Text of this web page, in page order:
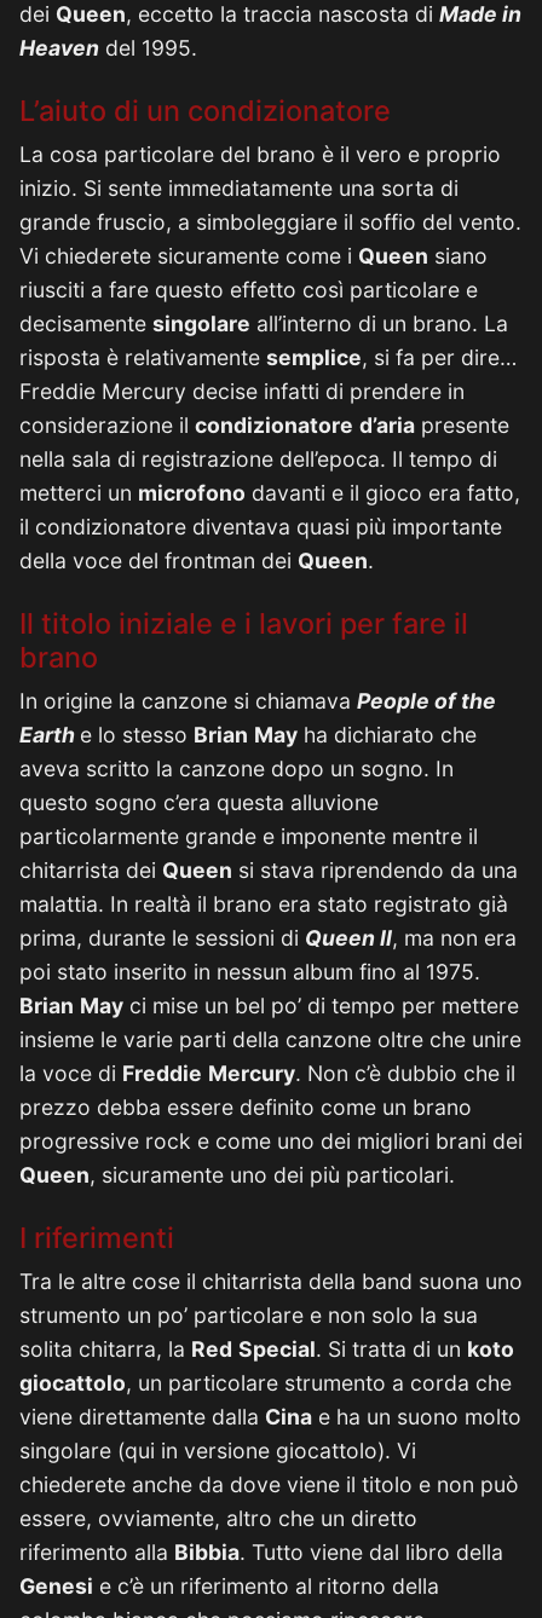
dei Queen, eccetto la traccia nascosta di Made in
Heaven del 1995.
L’aiuto di un condizionatore
La cosa particolare del brano è il vero e proprio
inizio. Si sente immediatamente una sorta di
grande fruscio, a simboleggiare il soffio del vento.
Vi chiederete sicuramente come i Queen siano
riusciti a fare questo effetto così particolare e
decisamente singolare all’interno di un brano. La
risposta è relativamente semplice, si fa per dire…
Freddie Mercury decise infatti di prendere in
considerazione il condizionatore d’aria presente
nella sala di registrazione dell’epoca. Il tempo di
metterci un microfono davanti e il gioco era fatto,
il condizionatore diventava quasi più importante
della voce del frontman dei Queen.
Il titolo iniziale e i lavori per fare il
brano
In origine la canzone si chiamava People of the
Earth e lo stesso Brian May ha dichiarato che
aveva scritto la canzone dopo un sogno. In
questo sogno c’era questa alluvione
particolarmente grande e imponente mentre il
chitarrista dei Queen si stava riprendendo da una
malattia. In realtà il brano era stato registrato già
prima, durante le sessioni di Queen II, ma non era
poi stato inserito in nessun album fino al 1975.
Brian May ci mise un bel po’ di tempo per mettere
insieme le varie parti della canzone oltre che unire
la voce di Freddie Mercury. Non c’è dubbio che il
prezzo debba essere definito come un brano
progressive rock e come uno dei migliori brani dei
Queen, sicuramente uno dei più particolari.
I riferimenti
Tra le altre cose il chitarrista della band suona uno
strumento un po’ particolare e non solo la sua
solita chitarra, la Red Special. Si tratta di un koto
giocattolo, un particolare strumento a corda che
viene direttamente dalla Cina e ha un suono molto
singolare (qui in versione giocattolo). Vi
chiederete anche da dove viene il titolo e non può
essere, ovviamente, altro che un diretto
riferimento alla Bibbia. Tutto viene dal libro della
Genesi e c’è un riferimento al ritorno della